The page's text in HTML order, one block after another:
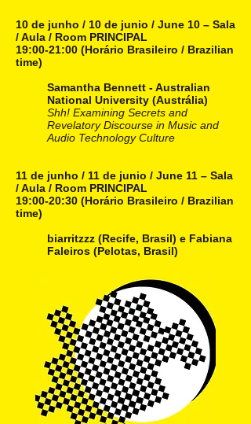
10 de junho / 10 de junio / June 10 – Sala
/ Aula / Room PRINCIPAL
19:00-21:00 (Horário Brasileiro / Brazilian
time)
Samantha Bennett - Australian
National University (Austrália)
Shh! Examining Secrets and
Revelatory Discourse in Music and
Audio Technology Culture
11 de junho / 11 de junio / June 11 – Sala
/ Aula / Room PRINCIPAL
19:00-20:30 (Horário Brasileiro / Brazilian
time)
biarritzzz (Recife, Brasil) e Fabiana
Faleiros (Pelotas, Brasil)